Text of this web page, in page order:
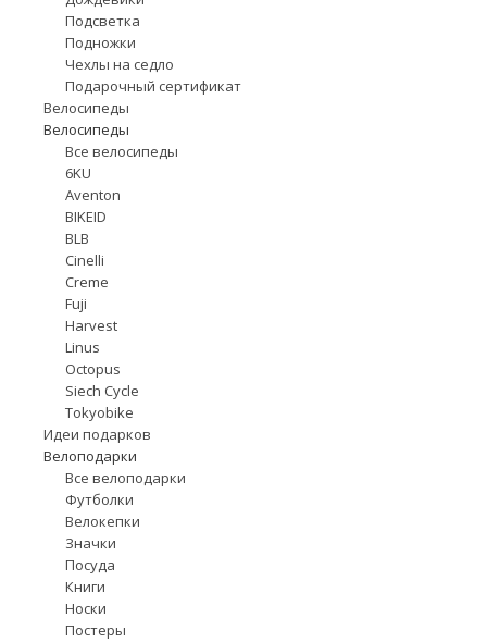
Подсветка
Подножки
Чехлы на седло
Подарочный сертификат
Велосипеды
Велосипеды
Все велосипеды
6KU
Aventon
BIKEID
BLB
Cinelli
Creme
Fuji
Harvest
Linus
Octopus
Siech Cycle
Tokyobike
Идеи подарков
Велоподарки
Все велоподарки
Футболки
Велокепки
Значки
Посуда
Книги
Носки
Постеры